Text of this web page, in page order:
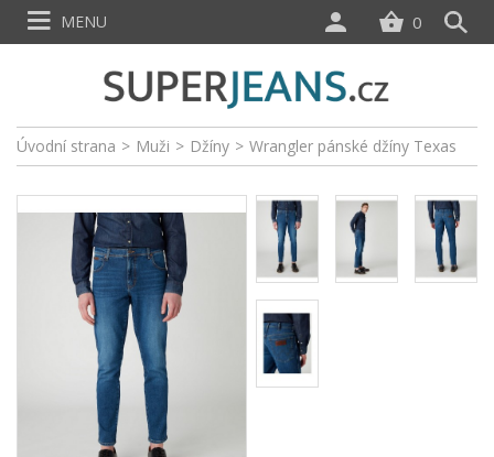
Úvodní strana > Muži > Džíny > Wrangler pánské džíny Texas
0
MENU